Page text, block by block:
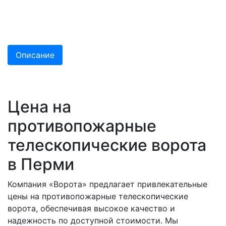
Описание
Цена на
противопожарные
телескопические ворота
в Перми
Компания «Ворота» предлагает привлекательные
цены на противопожарные телескопические
ворота, обеспечивая высокое качество и
надежность по доступной стоимости. Мы